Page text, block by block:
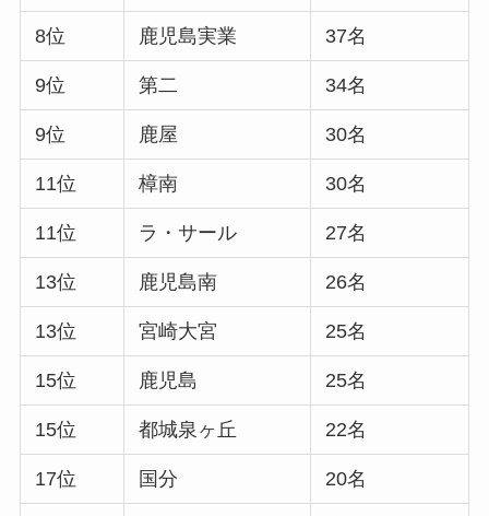
8位 鹿児島実業 37名
9位 第二 34名
9位 鹿屋 30名
11位 樟南 30名
11位 ラ・サール 27名
13位 鹿児島南 26名
13位 宮崎大宮 25名
15位 鹿児島 25名
15位 都城泉ヶ丘 22名
17位 国分 20名